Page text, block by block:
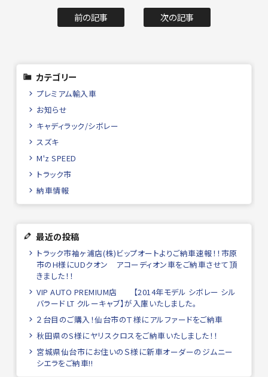
前の記事 次の記事
カテゴリー
プレミアム輸入車
お知らせ
キャディラック/シボレー
スズキ
M'z SPEED
トラック市
納車情報
最近の投稿
トラック市袖ヶ浦店(株)ビップオートよりご納車速報！！市原
市のH様にUDクオン アコーディオン車をご納車させて頂
きました！！
VIP AUTO PREMIUM店 【2014年モデル シボレー シル
バラード LT クルーキャブ】が入庫いたしました。
２台目のご購入！仙台市のＴ様にアルファードをご納車
秋田県のS様にヤリスクロスをご納車いたしました！！
宮城県仙台市にお住いのＳ様に新車オーダーのジムニー
シエラをご納車!!